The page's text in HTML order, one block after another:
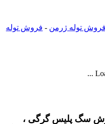
فروش توله ژرمن - فروش توله
سگ پلیس گرگی ،